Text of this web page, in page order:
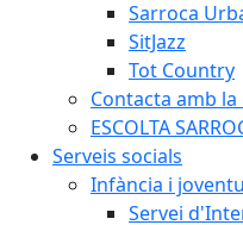
Sarroca
SitJazz
Tot Country
Contacta amb
ESCOLTA
Serveis socials
Infància i
Servei